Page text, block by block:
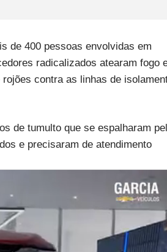
de 400 pessoas envolvidas em
radicalizados atearam fogo
contra as linhas de
de tumulto que se espalharam
e precisaram de atendimento